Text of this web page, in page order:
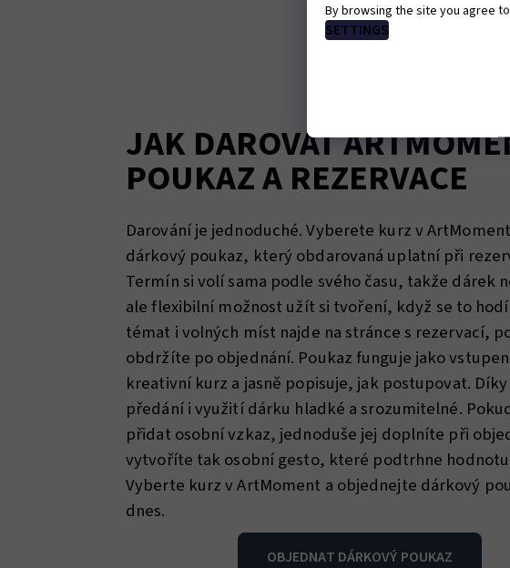
JAK DAROVAT
POUKAZ A REZERVACE
Darování je jednoduché. Vyberete kurz v
dárkový poukaz, který obdarovaná uplatní při
Termín si volí sama podle svého času, takže dárek
ale flexibilní možnost užít si tvoření, když se to
témat i volných míst najde na stránce s rezervací,
obdržíte po objednání. Poukaz funguje jako
kreativní kurz a jasně popisuje, jak postupovat.
předání i využití dárku hladké a srozumitelné.
přidat osobní vzkaz, jednoduše jej doplníte při
vytvoříte tak osobní gesto, které podtrhne
Vyberte kurz v ArtMoment a objednejte dárkový
dnes.
OBJEDNAT DÁRKOVÝ POUKAZ
By browsing the site you agree
SETTINGS